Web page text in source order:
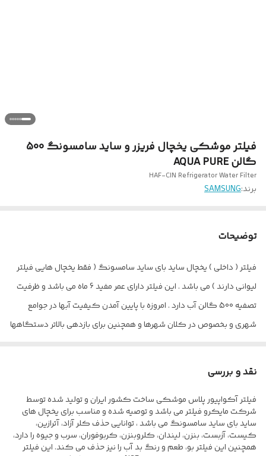
فیلتر موشکی یخچال فریزر و ساید سامسونگ 500
گالن AQUA PURE
HAF-CIN Refrigerator Water Filter
برند:SAMSUNG
توضیحات
فیلتر ( داخلی ) یخچال ساید بای ساید سامسونگ ( فقط یخچال هایی فیلتر
لیوانی دارند ) می باشد . این فیلتر دارای عمر مفید 6 ماه می باشد و ظرفیت
تصفیه 500 گالن آب دارد . امروزه با پایین آمدن کیفیت آبها در جوامع
شهری و بخصوص در کلان شهرها و همچنین برای بازدهی بالاتر دستگاهها
چند فیلتر ( معمولا 1 فیلتر ) جهت بالابردن کیفیت آب و همچنین محافظت از
سیستم داخلی در مقابل رسوب استفاده میشود.
نقد و بررسی
فیلتر آکواپیور پلاس موشکی ساخت کشور ایران و تولید شده توسط
شرکت مایکرو فیلتر می باشد و توصیه شده و مناسب برای یخچال های
ساید بای ساید سامسونگ می باشد ، توانایی حذف کلر آزاد، آترازین،
کیست، آزبست، بنزن، لیندان، کلروبنزن، کربوفوران، سرب و جیوه را دارد،
همچنین این فیلتر بو، طعم و رنگ بد آب را نیز حذف می کند. این فیلتر